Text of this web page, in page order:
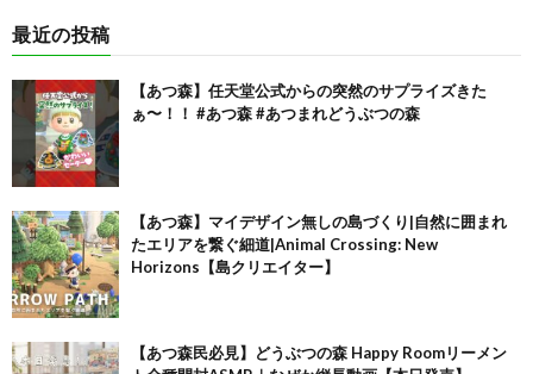
最近の投稿
【あつ森】任天堂公式からの突然のサプライズきた
ぁ〜！！ #あつ森 #あつまれどうぶつの森
【あつ森】マイデザイン無しの島づくり|自然に囲まれ
たエリアを繋ぐ細道|Animal Crossing: New
Horizons【島クリエイター】
【あつ森民必見】どうぶつの森 Happy Roomリーメン